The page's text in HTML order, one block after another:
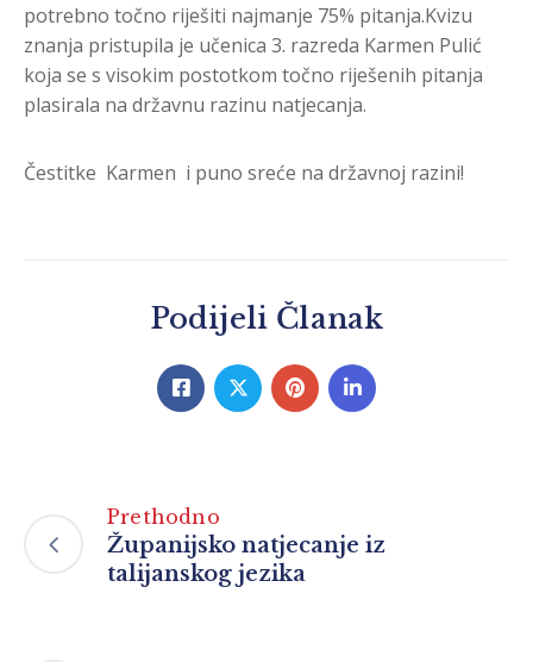
potrebno točno riješiti najmanje 75% pitanja.Kvizu
znanja pristupila je učenica 3. razreda Karmen Pulić
koja se s visokim postotkom točno riješenih pitanja
plasirala na državnu razinu natjecanja.
Čestitke Karmen i puno sreće na državnoj razini!
Podijeli Članak
Prethodno
Županijsko natjecanje iz
talijanskog jezika